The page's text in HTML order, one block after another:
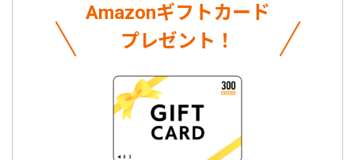
Amazonギフトカード
プレゼント！